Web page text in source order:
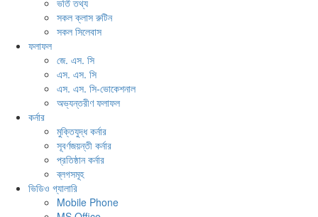
ভর্তি তথ্য
সকল ক্লাস রুটিন
সকল সিলেবাস
ফলাফল
জে. এস. সি
এস. এস. সি
এস. এস. সি-ভোকেশনাল
অভ্যন্তরীণ ফলাফল
কর্নার
মুক্তিযুদ্ধ কর্নার
সূবর্ণজয়ন্তী কর্নার
প্রতিষ্ঠান কর্নার
ব্লগসমূহ
ভিডিও গ্যালারি
Mobile Phone